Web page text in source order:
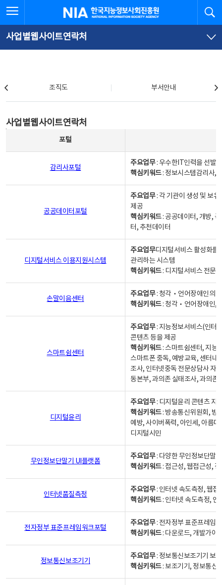
문
로
가
체
뉴
바
가
한국지능정보사회진흥원
사업별웹사이트연락처
조직도 부서안내
사업별웹사이트연락처
포털
감리사포털
주요업무: 우수한IT인력을 선발
핵심키워드: 정보시스템감리사,
공공데이터포털
주요업무: 각 기관이 생성 및 보
제공
핵심키워드: 공공데이터, 개방,
터, 추천데이터
디지털서비스 이용지원시스템
주요업무디지털서비스 활성화를
관리하는 시스템
핵심키워드: 디지털서비스 전문
손말이음센터
주요업무: 청각‧언어장애인의
핵심키워드: 청각‧언어장애인,
스마트쉼센터
주요업무: 지능정보서비스(인터
콘텐츠 등을 제공
핵심키워드: 스마트쉼센터, 지능
스마트폰 중독, 예방교육, 센터내
조사, 인터넷중독 전문상담사 자
동본부, 과의존 실태조사, 과의존
디지털윤리
주요업무: 디지털윤리 콘텐츠 지
핵심키워드: 방송통신위원회, 방
예방, 사이버폭력, 아인세, 아름
디지털시민
무인정보단말기 UI플랫폼
주요업무: 다양한 무인정보단말
핵심키워드: 접근성, 웹접근성,
인터넷품질측정
주요업무: 인터넷 속도측정, 웹접
핵심키워드: 인터넷 속도측정, 인
전자정부 표준프레임워크포털
주요업무: 전자정부 표준프레임
핵심키워드: 다운로드, 개발가이
정보통신보조기기
주요업무: 정보통신보조기기 보
핵심키워드: 보조기기, 정보통신